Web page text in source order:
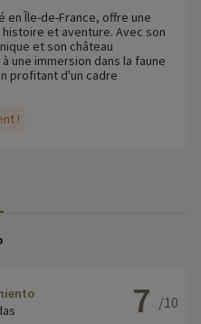
!
en Île-de-France, offre une
et aventure. Avec son
et son château
une immersion dans la faune
profitant d'un cadre
7 /10